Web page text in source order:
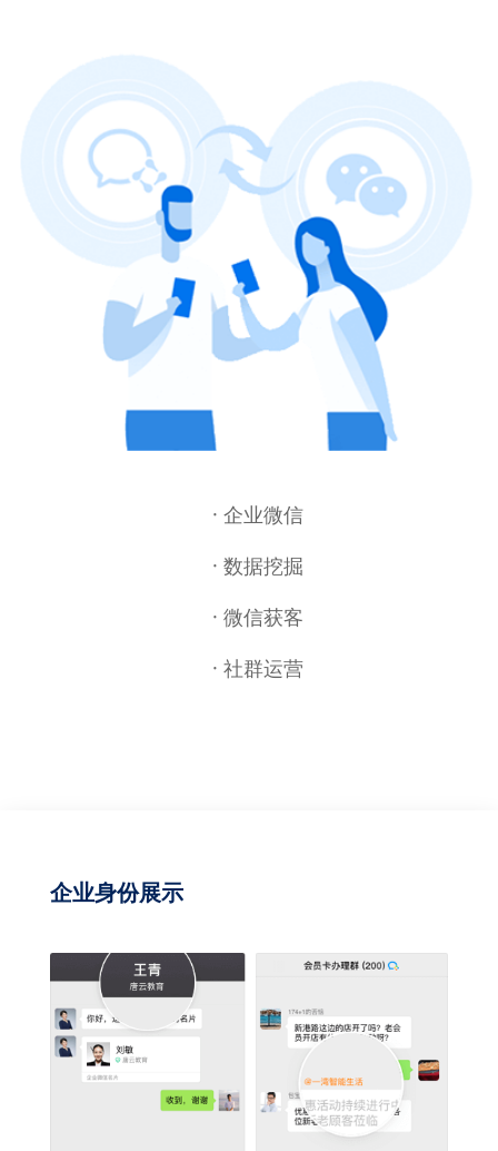
· 企业微信
· 数据挖掘
· 微信获客
· 社群运营
企业身份展示